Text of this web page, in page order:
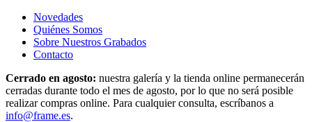
Novedades
Quiénes Somos
Sobre Nuestros Grabados
Contacto
Cerrado en agosto: nuestra galería y la tienda online permanecerán
cerradas durante todo el mes de agosto, por lo que no será posible
realizar compras online. Para cualquier consulta, escríbanos a
info@frame.es.